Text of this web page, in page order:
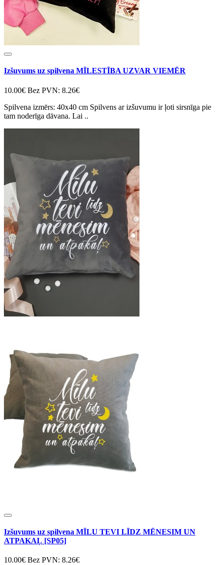
Izšuvums uz spilvena MĪLESTĪBA UZVAR VIEMĒR
10.00€ Bez PVN: 8.26€
Spilvena izmērs: 40x40 cm Spilvens ar izšuvumu ir ļoti sirsnīga pie
tam noderīga dāvana. Lai ..
Izšuvums uz spilvena MĪLU TEVI LĪDZ MĒNESIM UN
ATPAKAĻ [SP05]
10.00€ Bez PVN: 8.26€